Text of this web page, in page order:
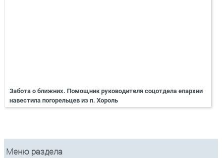
Забота о ближних. Помощник руководителя соцотдела епархии
навестила погорельцев из п. Хороль
Меню раздела